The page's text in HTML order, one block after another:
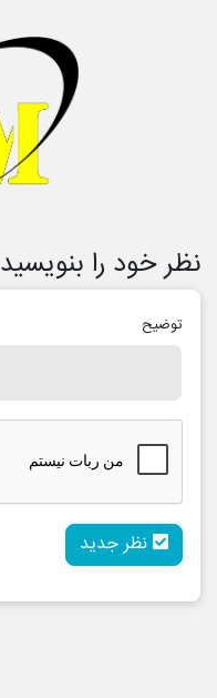
نظر خود را بنویسید
توضیح
نظر جدید